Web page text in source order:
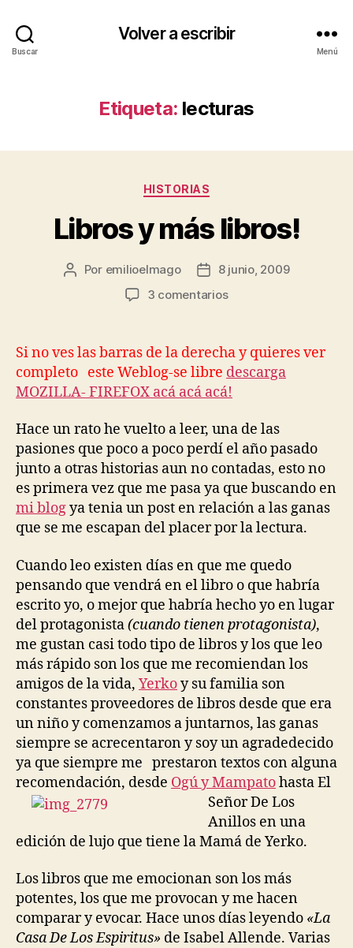
Buscar
Volver a escribir
Menú
Etiqueta: lecturas
Categorías
HISTORIAS
Libros y más libros!
Autor
Por emilioelmago
Fecha
de
8 junio, 2009
3 comentariosen
libros!
Si no ves las barras de la derecha yquieres ver
completo este Weblog-se libre descarga
MOZILLA- FIREFOX acá acá acá!
Hace un rato he vuelto a leer, una de las
pasiones que poco a poco perdí el año pasado
junto a otras historias aun no contadas, esto no
es primera vez que me pasa ya que buscando en
mi blogya tenia un post en relación a las ganas
que se me escapan del placer por la lectura.
Cuando leo existen días en que me quedo
pensando que vendrá en el libro o que habría
escrito yo, o mejor que habría hecho yo en lugar
del protagonista(cuando tienen protagonista),
me gustan casi todo tipo de libros y los que leo
más rápido son los que me recomiendan los
amigos de la vida, Yerkoy su familia son
constantes proveedores de libros desde que era
un niño y comenzamos a juntarnos, las ganas
siempre se acrecentaron y soy un agradedecido
ya que siempre me prestaron textos con alguna
recomendación, desde Ogú y Mampatohasta El
Señor De Los
Anillos en una
edición de lujo que tiene la Mamá de Yerko.
Los libros que me emocionan son los más
potentes, los que me provocan y me hacen
comparar y evocar. Hace unos días leyendo «La
Casa De Los Espiritus» de Isabel Allende. Varias